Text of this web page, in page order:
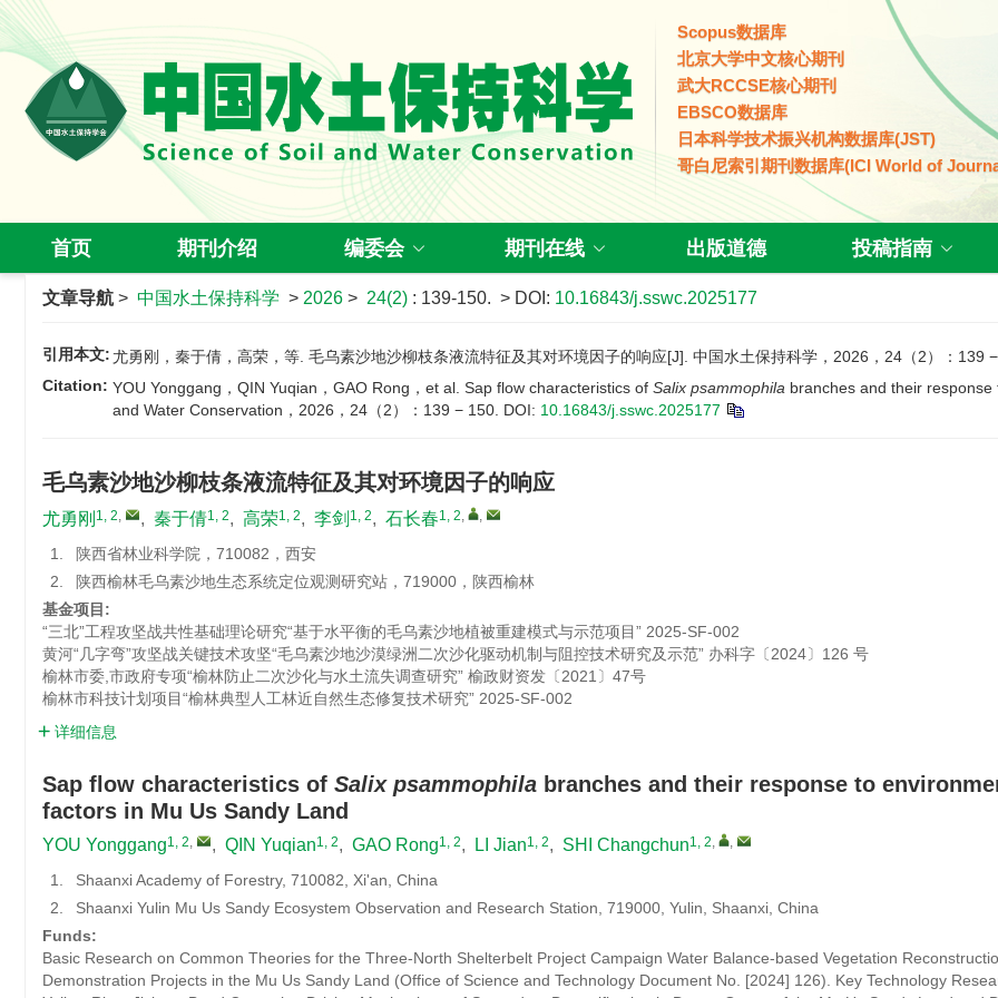
Scopus数据库
北京大学中文核心期刊
武大RCCSE核心期刊
EBSCO数据库
日本科学技术振兴机构数据库(JST)
哥白尼索引期刊数据库(ICI World of
首页 期刊介绍 编委会 期刊在线 出版道德 投稿指南
文章导航 > 中国水土保持科学 > 2026 > 24(2) : 139-150. > DOI: 10.16843/j.sswc.2025177
引用本文:尤勇刚，秦于倩，高荣，等. 毛乌素沙地沙柳枝条液流特征及其对环境因子的响应[J]. 中国水土保持科学，2026，24（2）：139
Citation: YOU Yonggang，QIN Yuqian，GAO Rong，et al. Sap flow characteristics of Salix psammophila branches and their
and Water Conservation，2026，24（2）：139 − 150. DOI: 10.16843/j.sswc.2025177
毛乌素沙地沙柳枝条液流特征及其对环境因子的响应
尤勇刚 1, 2, , 秦于倩1, 2, 高荣1, 2, 李剑 1, 2, 石长春1, 2, ,
1.
陕西省林业科学院，710082，西安
2.
陕西榆林毛乌素沙地生态系统定位观测研究站，719000，陕西榆林
基金项目:
“三北”工程攻坚战共性基础理论研究“基于水平衡的毛乌素沙地植被重建模式与示范项目” 2025-SF-002
黄河“几字弯”攻坚战关键技术攻坚“毛乌素沙地沙漠绿洲二次沙化驱动机制与阻控技术研究及示范” 办科字〔2024〕126 号
榆林市委,市政府专项“榆林防止二次沙化与水土流失调查研究” 榆政财资发〔2021〕47号
榆林市科技计划项目“榆林典型人工林近自然生态修复技术研究” 2025-SF-002
详细信息
Sap flow characteristics of Salix psammophila branches and their response to
factors in Mu Us Sandy Land
YOU Yonggang1, 2, , QIN Yuqian1, 2, GAO Rong1, 2, LI Jian1, 2, SHI Changchun1, 2, ,
1.
Shaanxi Academy of Forestry, 710082, Xi'an, China
2.
Shaanxi Yulin Mu Us Sandy Ecosystem Observation and Research Station, 719000, Yulin, Shaanxi, China
Funds:
Basic Research on Common Theories for the Three-North Shelterbelt Project Campaign Water Balance-based Vegetation
Demonstration Projects in the Mu Us Sandy Land (Office of Science and Technology Document No. [2024] 126). Key Technology